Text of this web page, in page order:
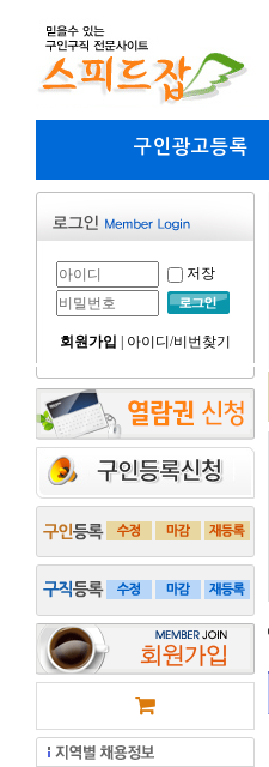
구인광고등록
저장
회원가입 아이디/비번찾기